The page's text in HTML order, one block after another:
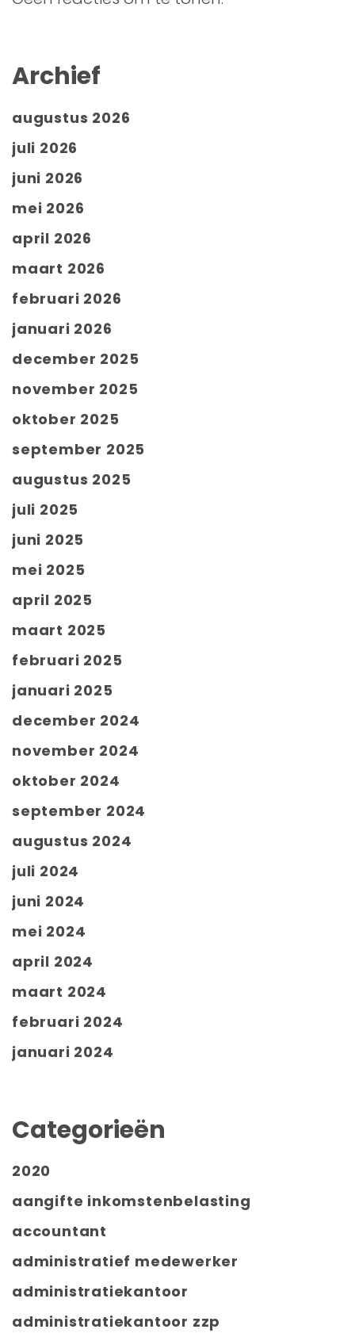
Archief
augustus 2026
juli 2026
juni 2026
mei 2026
april 2026
maart 2026
februari 2026
januari 2026
december 2025
november 2025
oktober 2025
september 2025
augustus 2025
juli 2025
juni 2025
mei 2025
april 2025
maart 2025
februari 2025
januari 2025
december 2024
november 2024
oktober 2024
september 2024
augustus 2024
juli 2024
juni 2024
mei 2024
april 2024
maart 2024
februari 2024
januari 2024
Categorieën
2020
aangifte inkomstenbelasting
accountant
administratief medewerker
administratiekantoor
administratiekantoor zzp